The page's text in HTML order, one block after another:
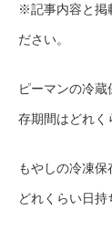
※記事内容と掲
ださい。
ピーマンの冷
存期間はどれく
もやしの冷凍
どれくらい日